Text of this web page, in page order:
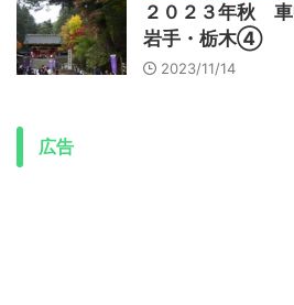
２０２３年秋
岩手・栃木④
2023/11/14
広告